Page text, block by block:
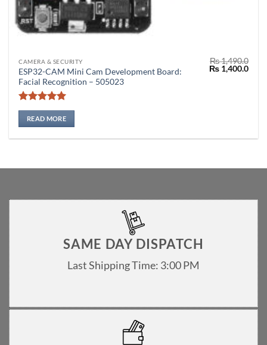
CAMERA & SECURITY
ESP32-CAM Mini Cam Development Board:
Facial Recognition – 505023
Rated5
out of 5
₨1,490.0
Original
price
₨1,400.0
READ MORE
SAME DAY DISPATCH
Last Shipping Time: 3:00 PM